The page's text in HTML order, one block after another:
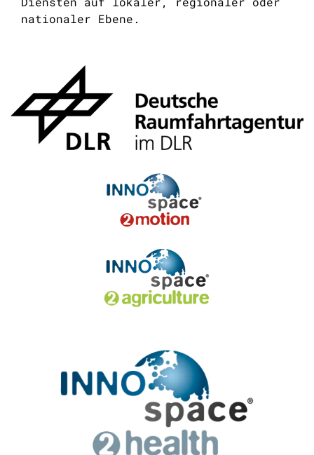
nationaler Ebene.